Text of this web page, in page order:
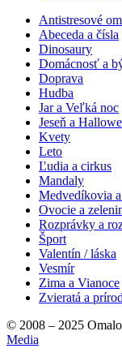
Antistresové
Abeceda a čísla
Dinosaury
Domácnosť a
Doprava
Hudba
Jar a Veľká noc
Jeseň a
Kvety
Leto
Ľudia a cirkus
Mandaly
Medvedíkovia
Ovocie a
Rozprávky a
Šport
Valentín / láska
Vesmír
Zima a Vianoce
Zvieratá a
© 2008 – 2025
Media